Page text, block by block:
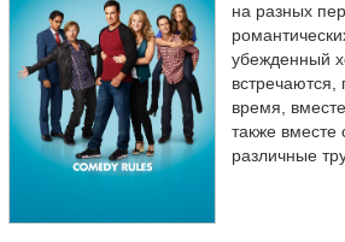
на разных
убежденный
встречаются,
время,
также вместе
различные